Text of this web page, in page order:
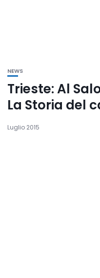
NEWS
Trieste: Al
La Storia del
Luglio 2015